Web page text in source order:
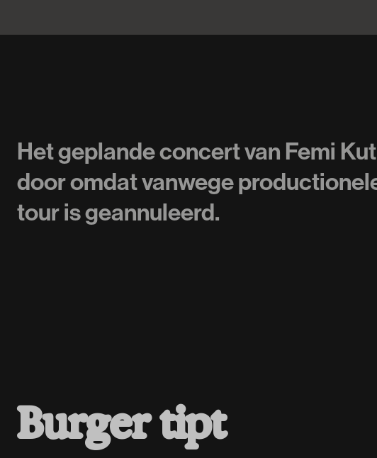
Het geplande concert van Femi
door omdat vanwege
tour is geannuleerd.
Burger tipt